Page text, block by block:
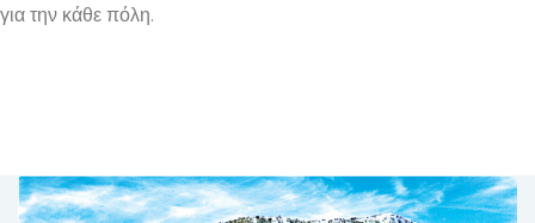
για την κάθε πόλη.